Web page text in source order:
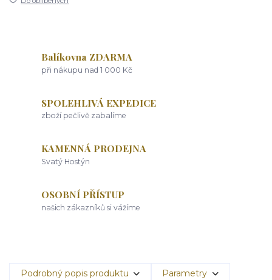
Balíkovna ZDARMA
při nákupu nad 1 000 Kč
SPOLEHLIVÁ EXPEDICE
zboží pečlivě zabalíme
KAMENNÁ PRODEJNA
Svatý Hostýn
OSOBNÍ PŘÍSTUP
našich zákazníků si vážíme
Podrobný popis produktu Parametry